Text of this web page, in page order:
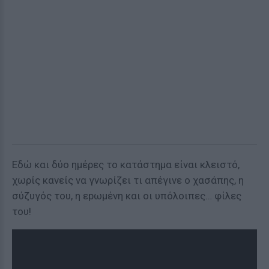
Εδώ και δύο ημέρες το κατάστημα είναι κλειστό,
χωρίς κανείς να γνωρίζει τι απέγινε ο χασάπης, η
σύζυγός του, η εpωμένη και οι υπόλοιπες… φίλες
του!